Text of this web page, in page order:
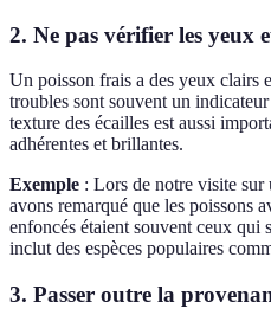
2. Ne pas vérifier les yeux
Un poisson frais a des yeux clairs
troubles sont souvent un
texture des écailles est aussi
adhérentes et brillantes.
Exemple : Lors de notre visite sur
avons remarqué que les poissons
enfoncés étaient souvent ceux qui
inclut des espèces populaires
3. Passer outre la